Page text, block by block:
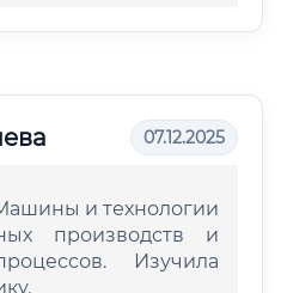
07.12.2025
и технологии
производств и
Изучила